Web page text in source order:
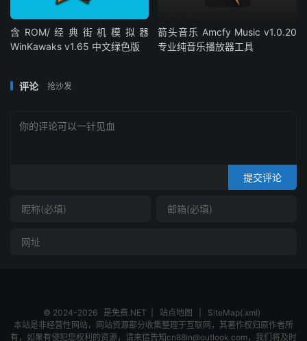
含ROM/经典街机模拟器
WinKawaks v1.65 中文绿色版
箭头音乐 Amcfy Music v1.0.20
专业纯音乐播放器工具
评论 抢沙发
提交评论
© 2024-2026 是免费.NET 站点地图
SiteMap(.xml)
本站是非经营性网站，网站资源部分收集整理于互联网，其著作权归原作者所
有，如果有侵犯您权利的资源，请来信告知cn88in@outlook.com，我们将及时